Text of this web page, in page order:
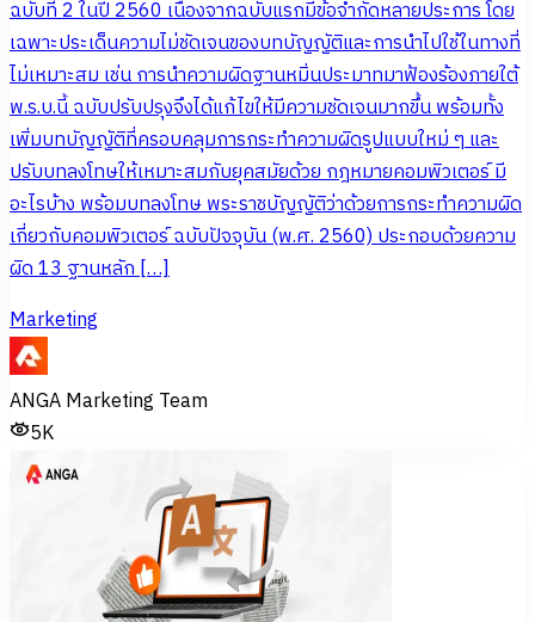
ฉบับที่ 2 ในปี 2560 เนื่องจากฉบับแรกมีข้อจำกัดหลายประการ โดย
เฉพาะประเด็นความไม่ชัดเจนของบทบัญญัติและการนำไปใช้ในทางที่
ไม่เหมาะสม เช่น การนำความผิดฐานหมิ่นประมาทมาฟ้องร้องภายใต้
พ.ร.บ.นี้ ฉบับปรับปรุงจึงได้แก้ไขให้มีความชัดเจนมากขึ้น พร้อมทั้ง
เพิ่มบทบัญญัติที่ครอบคลุมการกระทำความผิดรูปแบบใหม่ ๆ และ
ปรับบทลงโทษให้เหมาะสมกับยุคสมัยด้วย กฎหมายคอมพิวเตอร์ มี
อะไรบ้าง พร้อมบทลงโทษ พระราชบัญญัติว่าด้วยการกระทำความผิด
เกี่ยวกับคอมพิวเตอร์ ฉบับปัจจุบัน (พ.ศ. 2560) ประกอบด้วยความ
ผิด 13 ฐานหลัก […]
Marketing
ANGA Marketing Team
5K